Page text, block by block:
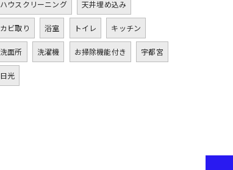
ハウスクリーニング 天井埋め込み
カビ取り 浴室 トイレ キッチン
洗面所 洗濯機 お掃除機能付き 宇都宮
日光